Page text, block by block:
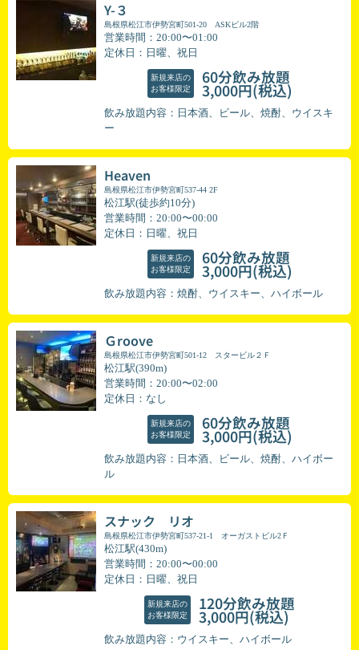
Y-３
島根県松江市伊勢宮町501-20 ASKビル2階
営業時間：20:00〜01:00
定休日：日曜、祝日
新規来店の
お客様限定
60分飲み放題
3,000円(税込)
飲み放題内容：日本酒、ビール、焼酎、ウイスキ
ー
Heaven
島根県松江市伊勢宮町537-44 2F
松江駅(徒歩約10分)
営業時間：20:00〜00:00
定休日：日曜、祝日
新規来店の
お客様限定
60分飲み放題
3,000円(税込)
飲み放題内容：焼酎、ウイスキー、ハイボール
Ｇroove
島根県松江市伊勢宮町501-12 スタービル２Ｆ
松江駅(390m)
営業時間：20:00〜02:00
定休日：なし
新規来店の
お客様限定
60分飲み放題
3,000円(税込)
飲み放題内容：日本酒、ビール、焼酎、ハイボー
ル
スナック リオ
島根県松江市伊勢宮町537-21-1 オーガストビル2Ｆ
松江駅(430m)
営業時間：20:00〜00:00
定休日：日曜、祝日
新規来店の
お客様限定
120分飲み放題
3,000円(税込)
飲み放題内容：ウイスキー、ハイボール